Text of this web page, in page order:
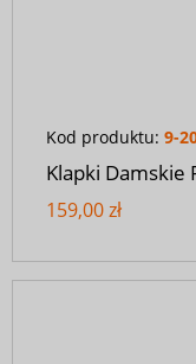
Kod produktu: 9-
Klapki Damskie
159,00 zł